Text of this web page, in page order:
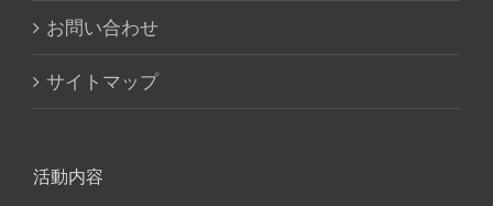
お問い合わせ
サイトマップ
活動内容